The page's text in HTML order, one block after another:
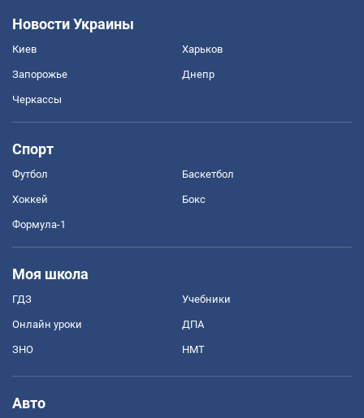
Новости Украины
Киев Харьков
Запорожье Днепр
Черкассы
Спорт
Футбол Баскетбол
Хоккей Бокс
Формула-1
Моя школа
ГДЗ Учебники
Онлайн уроки ДПА
ЗНО НМТ
Авто